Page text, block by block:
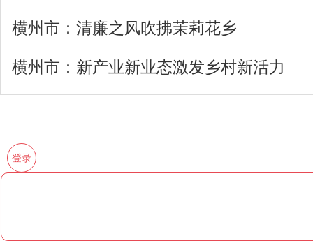
横州市：清廉之风吹拂茉莉花乡
横州市：新产业新业态激发乡村新活力
登录